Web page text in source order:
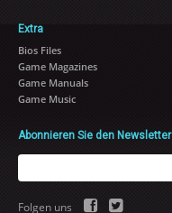
Extra
Bios Files
Game Magazines
Game Manuals
Game Music
Abonnieren Sie den Newsletter
Folgen uns